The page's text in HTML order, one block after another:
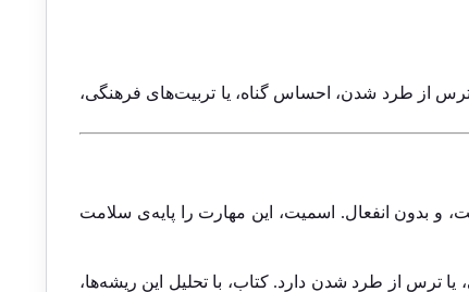
ترس از طرد شدن، احساس گناه، یا تربیت‌های فرهنگی،
و بدون انفعال. اسمیت، این مهارت را پایه‌ی سلامت
ترس از طرد شدن دارد. کتاب، با تحلیل این ریشه‌ها،